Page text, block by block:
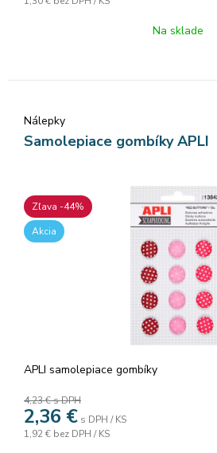
Na sklade
Nálepky
Samolepiace gombíky APLI
Zľava -44%
Akcia
APLI samolepiace gombíky
4,23 €s DPH
2,36 € s DPH / KS
1,92 € bez DPH / KS